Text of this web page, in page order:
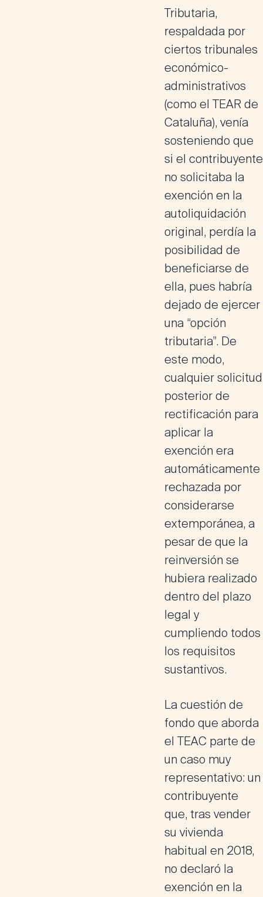
Tributaria,
respaldada por
ciertos tribunales
económico-
administrativos
(como el TEAR de
Cataluña), venía
sosteniendo que
si el contribuyente
no solicitaba la
exención en la
autoliquidación
original, perdía la
posibilidad de
beneficiarse de
ella, pues habría
dejado de ejercer
una “opción
tributaria”. De
este modo,
cualquier solicitud
posterior de
rectificación para
aplicar la
exención era
automáticamente
rechazada por
considerarse
extemporánea, a
pesar de que la
reinversión se
hubiera realizado
dentro del plazo
legal y
cumpliendo todos
los requisitos
sustantivos.
La cuestión de
fondo que aborda
el TEAC parte de
un caso muy
representativo: un
contribuyente
que, tras vender
su vivienda
habitual en 2018,
no declaró la
exención en la